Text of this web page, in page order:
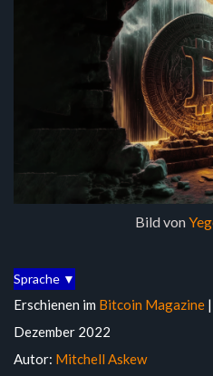
Bild von
Sprache ▼
Erschienen im Bitcoin Magazine
Dezember 2022
Autor: Mitchell Askew